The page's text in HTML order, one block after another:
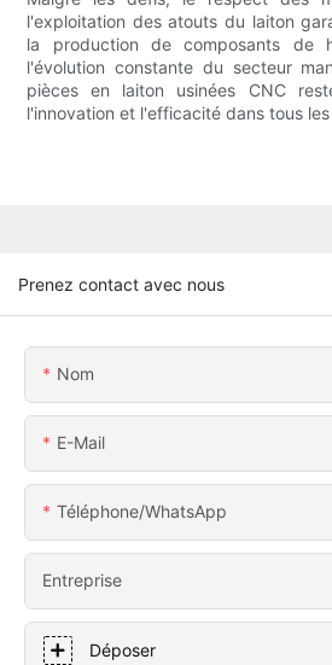
l'exploitation des atouts du laiton
la production de composants de
l'évolution constante du secteur
pièces en laiton usinées CNC
l'innovation et l'efficacité dans tous
Prenez contact avec nous
Nom
E-Mail
Téléphone/WhatsApp
Entreprise
Déposer